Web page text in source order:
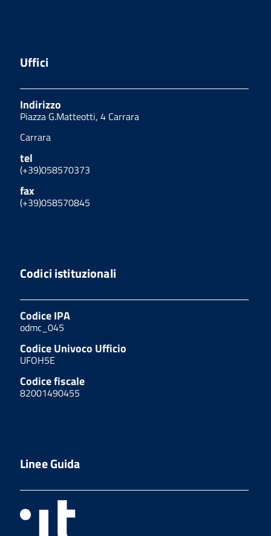
Uffici
Indirizzo
Piazza G.Matteotti, 4 Carrara
Carrara
tel
(+39)058570373
fax
(+39)058570845
Codici istituzionali
Codice IPA
odmc_045
Codice Univoco Ufficio
UFOH5E
Codice fiscale
82001490455
Linee Guida